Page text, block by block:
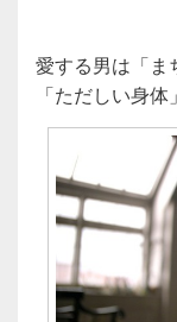
愛する男は「ま
「ただしい身